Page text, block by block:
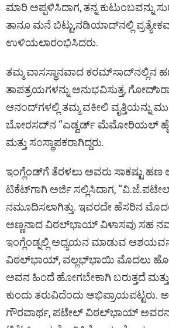
ಮಾರಿ ಅಪ್ಪಳಿಸಿದಾಗ, ತನ್ನ ಕುಟುಂಬವನ್ನು
ತಾನೂ ಮನೆ ಬಿಟ್ಟು,ನಡಿಯಾದ್‌ನಲ್ಲಿ
ಉಳಿಯಲಾರಂಭಿಸಿದರು.
ತಮ್ಮ ವಾಸಸ್ಥಾನವಾದ ಕರಮ್‌ಸಾದ್‌ನಲ್ಲಿನ
ತಾಪತ್ರಯಗಳನ್ನು ಅನುಭವಿಸುತ್ತ,
ಆನಂದ್‌ಗಳಲ್ಲಿ ತಮ್ಮ ವಕೀಲಿ ವೃತ್ತಿಯನ್ನು
ಬೋರಸದ್‌ನ “ಎಡ್ವರ್ಡ್ ಮೆಮೋರಿಯಲ್
ಮತ್ತು ಸಂಸ್ಥಾಪಕರಾಗಿದ್ದರು.
ಇಂಗ್ಲೆಂಡ್‌ಗೆ ತೆರಳಲು ಅವರು ಸಾಕಷ್ಟು
ಟಿಕೆಟ್‌ಗಾಗಿ ಅರ್ಜಿ ಸಲ್ಲಿಸಿದಾಗ,
ನಮೂದಿಸಲಾಗಿತ್ತು. ಇವರದೇ ಹೆಸರಿನ
ಅಣ್ಣನಾದ ವಿಠಲ್‌ಭಾಯ್ ವಿಳಾಸವು ಸಹ
ಇಂಗ್ಲೆಂಡ್ನಲ್ಲಿ ಅಧ್ಯಯನ ಮಾಡುವ
ವಿಠಲ್‌ಭಾಯ್, ವಲ್ಲಭ್‌ಭಾಯಿ ಮೊದಲು
ಅವನ ಹಿಂದೆ ಹೋಗಬೇಕಾಗಿ ಬರುತ್ತದೆ ಮತ್ತು
ಕುಂದು ತರುವಿದೆಂದು ಅಭಿಪ್ರಾಯಪಟ್ಟರು.
ಗೌರವಾರ್ಥ, ಪಟೇಲ್ ವಿಠಲ್‌ಭಾಯ್ ಅವರನ್ನು